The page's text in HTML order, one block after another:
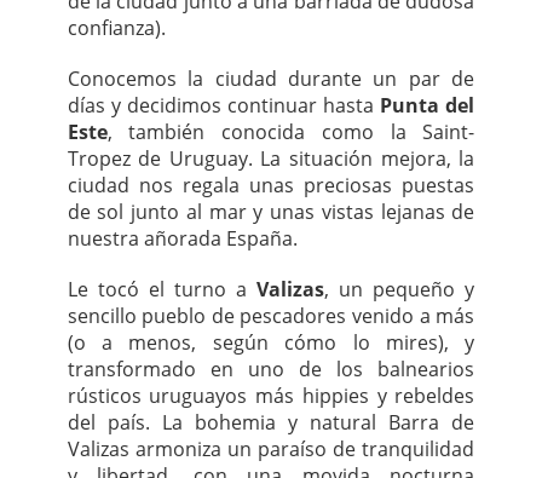
confianza).
Conocemos la ciudad durante un par de
días y decidimos continuar hasta Punta del
Este, también conocida como la Saint-
Tropez de Uruguay. La situación mejora, la
ciudad nos regala unas preciosas puestas
de sol junto al mar y unas vistas lejanas de
nuestra añorada España.
Le tocó el turno aValizas, un pequeño y
sencillo pueblo de pescadores venido a más
(o a menos, según cómo lo mires), y
transformado en uno de los balnearios
rústicos uruguayos más hippies y rebeldes
del país. La bohemia y natural Barra de
Valizas armoniza un paraíso de tranquilidad